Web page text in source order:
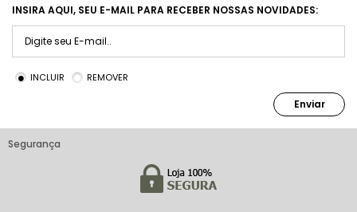
INSIRA AQUI, SEU E-MAIL PARA RECEBER NOSSAS NOVIDADES:
INCLUIR REMOVER
Enviar
Segurança